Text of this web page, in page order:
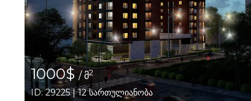
1000$ / მ2
ID: 29225 | 12 სართულიანობა